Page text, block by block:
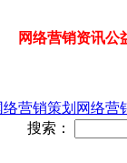
网络营销资讯公
络营销策划 网络营
搜索：